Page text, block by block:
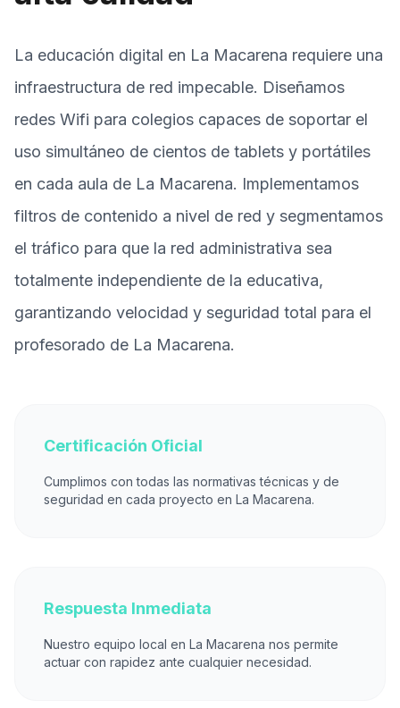
La educación digital en La Macarena requiere una
infraestructura de red impecable. Diseñamos
redes Wifi para colegios capaces de soportar el
uso simultáneo de cientos de tablets y portátiles
en cada aula de La Macarena. Implementamos
filtros de contenido a nivel de red y segmentamos
el tráfico para que la red administrativa sea
totalmente independiente de la educativa,
garantizando velocidad y seguridad total para el
profesorado de La Macarena.
Certificación Oficial
Cumplimos con todas las normativas técnicas y de
seguridad en cada proyecto en La Macarena.
Respuesta Inmediata
Nuestro equipo local en La Macarena nos permite
actuar con rapidez ante cualquier necesidad.